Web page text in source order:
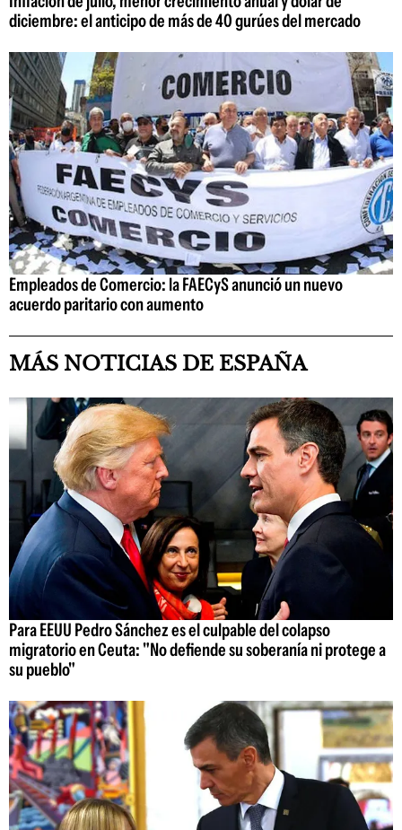
diciembre: el anticipo de más de 40 gurúes del mercado
Empleados de Comercio: la FAECyS anunció un nuevo
acuerdo paritario con aumento
MÁS NOTICIAS DE ESPAÑA
Para EEUU Pedro Sánchez es el culpable del colapso
migratorio en Ceuta: "No defiende su soberanía ni protege a
su pueblo"